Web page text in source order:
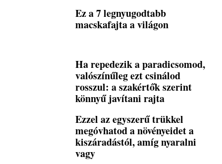
Ez a 7 legnyugodtabb
macskafajta a világon
Ha repedezik a paradicsomod,
valószínűleg ezt csinálod
rosszul: a szakértők szerint
könnyű javítani rajta
Ezzel az egyszerű trükkel
megóvhatod a növényeidet a
kiszáradástól, amíg nyaralni
vagy